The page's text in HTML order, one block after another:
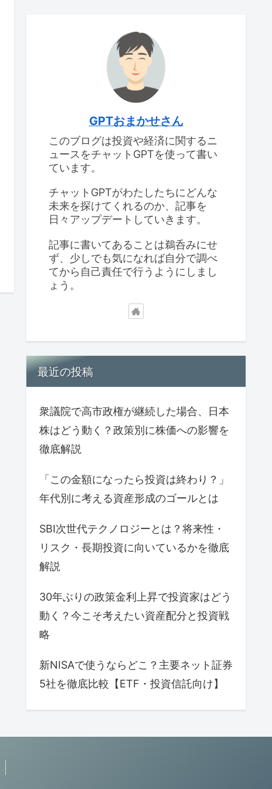
GPTおまかせさん
このブログは投資や経済に関するニ
ュースをチャットGPTを使って書い
ています。
チャットGPTがわたしたちにどんな
未来を探けてくれるのか、記事を
日々アップデートしていきます。
記事に書いてあることは鵜呑みにせ
ず、少しでも気になれば自分で調べ
てから自己責任で行うようにしまし
ょう。
最近の投稿
衆議院で高市政権が継続した場合、日本
株はどう動く？政策別に株価への影響を
徹底解説
「この金額になったら投資は終わり？」
年代別に考える資産形成のゴールとは
SBI次世代テクノロジーとは？将来性・
リスク・長期投資に向いているかを徹底
解説
30年ぶりの政策金利上昇で投資家はどう
動く？今こそ考えたい資産配分と投資戦
略
新NISAで使うならどこ？主要ネット証券
5社を徹底比較【ETF・投資信託向け】